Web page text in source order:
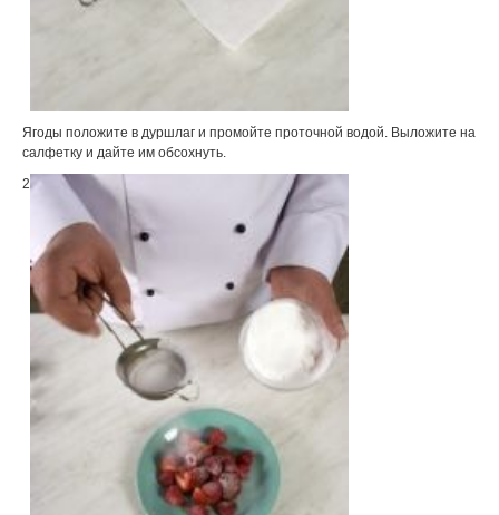
Ягоды положите в дуршлаг и промойте проточной водой. Выложите на
салфетку и дайте им обсохнуть.
2